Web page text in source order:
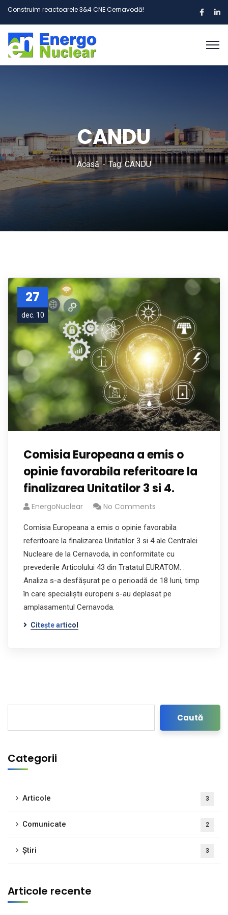
Construim reactoarele 3&4 CNE Cernavodă!
CANDU
Acasă Tag: CANDU
27
dec. 10
Comisia Europeana a emis o
opinie favorabila referitoare la
finalizarea Unitatilor 3 si 4.
EnergoNuclear No Comments
Comisia Europeana a emis o opinie favorabila
referitoare la finalizarea Unitatilor 3 si 4 ale Centralei
Nucleare de la Cernavoda, in conformitate cu
prevederile Articolului 43 din Tratatul EURATOM. .
Analiza s-a desfăşurat pe o perioadă de 18 luni, timp
în care specialiştii europeni s-au deplasat pe
amplasamentul Cernavoda.
Citește articol
Caută
Categorii
Articole 3
Comunicate 2
Știri 3
Articole recente